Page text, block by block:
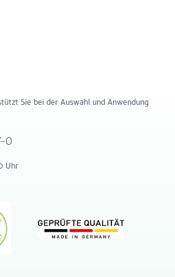
Filterlösungen für
Lüftungssysteme.
Sie bei der Auswahl und Anwendung
0
Uhr